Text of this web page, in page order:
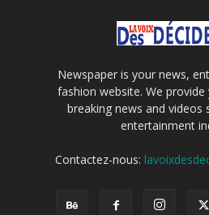
Newspaper is your news,
fashion website. We
breaking news and
entertainment
Contactez-nous: